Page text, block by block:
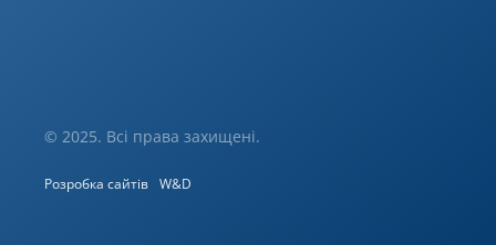
© 2025. Всі права захищені.
Розробка сайтів W&D